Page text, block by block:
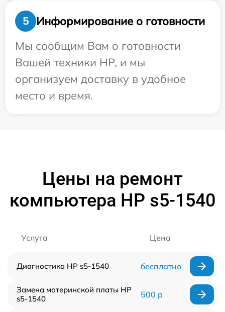
5
Информирование о готовности
Мы сообщим Вам о готовности
Вашей техники HP, и мы
организуем доставку в удобное
место и время.
Цены на ремонт
компьютера HP s5-1540
Услуга Цена
Диагностика HP s5-1540 бесплатно
Замена материнской платы HP
s5-1540
500 р